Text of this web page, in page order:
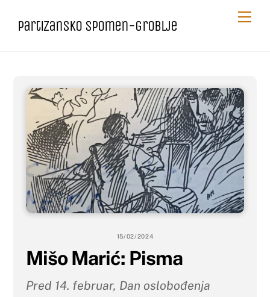
Partizansko spomen-groblje
15/02/2024
Mišo Marić: Pisma
Pred 14. februar, Dan oslobođenja